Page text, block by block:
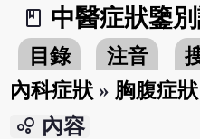
book_2
中醫症狀鑒
目錄 注音
內科症狀 » 胸腹症狀
bubble_chart 內容